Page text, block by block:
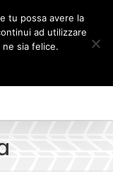
tu possa avere la
ad utilizzare
sia felice.